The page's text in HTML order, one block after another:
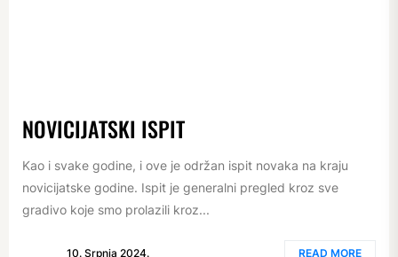
NOVICIJATSKI ISPIT
Kao i svake godine, i ove je održan ispit novaka na kraju
novicijatske godine. Ispit je generalni pregled kroz sve
gradivo koje smo prolazili kroz...
10. Srpnja 2024. READ MORE